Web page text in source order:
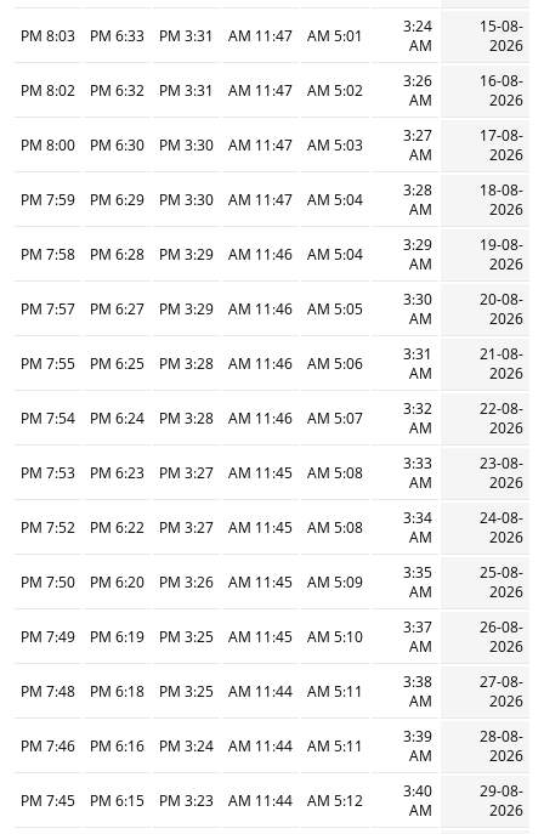
15-08-
2026
3:24
AM
5:01 AM
11:47 AM
3:31 PM
6:33 PM
8:03 PM
16-08-
2026
3:26
AM
5:02 AM
11:47 AM
3:31 PM
6:32 PM
8:02 PM
17-08-
2026
3:27
AM
5:03 AM
11:47 AM
3:30 PM
6:30 PM
8:00 PM
18-08-
2026
3:28
AM
5:04 AM
11:47 AM
3:30 PM
6:29 PM
7:59 PM
19-08-
2026
3:29
AM
5:04 AM
11:46 AM
3:29 PM
6:28 PM
7:58 PM
20-08-
2026
3:30
AM
5:05 AM
11:46 AM
3:29 PM
6:27 PM
7:57 PM
21-08-
2026
3:31
AM
5:06 AM
11:46 AM
3:28 PM
6:25 PM
7:55 PM
22-08-
2026
3:32
AM
5:07 AM
11:46 AM
3:28 PM
6:24 PM
7:54 PM
23-08-
2026
3:33
AM
5:08 AM
11:45 AM
3:27 PM
6:23 PM
7:53 PM
24-08-
2026
3:34
AM
5:08 AM
11:45 AM
3:27 PM
6:22 PM
7:52 PM
25-08-
2026
3:35
AM
5:09 AM
11:45 AM
3:26 PM
6:20 PM
7:50 PM
26-08-
2026
3:37
AM
5:10 AM
11:45 AM
3:25 PM
6:19 PM
7:49 PM
27-08-
2026
3:38
AM
5:11 AM
11:44 AM
3:25 PM
6:18 PM
7:48 PM
28-08-
2026
3:39
AM
5:11 AM
11:44 AM
3:24 PM
6:16 PM
7:46 PM
29-08-
2026
3:40
AM
5:12 AM
11:44 AM
3:23 PM
6:15 PM
7:45 PM